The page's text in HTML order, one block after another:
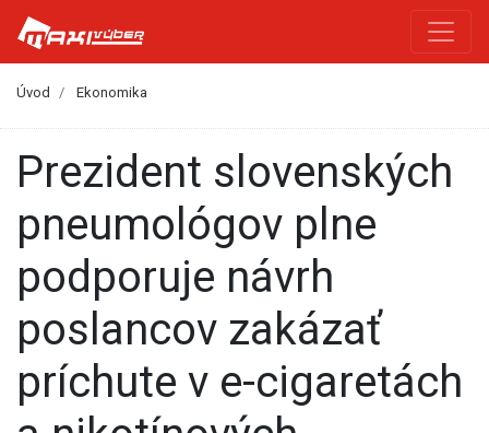
Úvod Ekonomika
Prezident slovenských
pneumológov plne
podporuje návrh
poslancov zakázať
príchute v e-cigaretách